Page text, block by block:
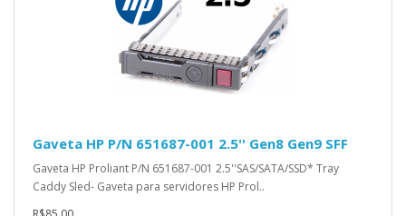
Gaveta HP P/N 651687-001 2.5'' Gen8 Gen9 SFF
Gaveta HP Proliant P/N 651687-001 2.5''SAS/SATA/SSD* Tray
Caddy Sled- Gaveta para servidores HP Prol..